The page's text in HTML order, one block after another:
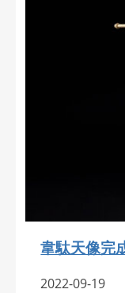
韋駄天像完
2022-09-19